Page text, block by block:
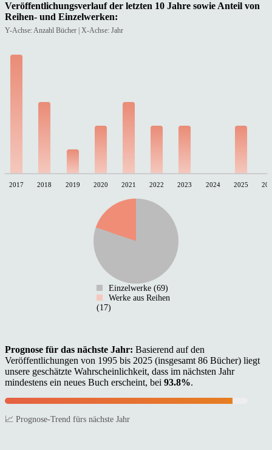
Veröffentlichungsverlauf der letzten 10 Jahre sowie Anteil von
Reihen- und Einzelwerken:
Y-Achse: Anzahl Bücher | X-Achse: Jahr
2017 2018 2019 2020 2021 2022 2023 2024 2025
Einzelwerke (69)
Werke aus Reihen
(17)
Prognose für das nächste Jahr: Basierend auf den
Veröffentlichungen von 1995 bis 2025 (insgesamt 86 Bücher) liegt
unsere geschätzte Wahrscheinlichkeit, dass im nächsten Jahr
mindestens ein neues Buch erscheint, bei 93.8%.
📈 Prognose-Trend fürs nächste Jahr